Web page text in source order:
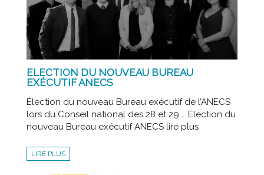
ELECTION DU NOUVEAU BUREAU
EXÉCUTIF ANECS
Élection du nouveau Bureau exécutif de l’ANECS
lors du Conseil national des 28 et 29 … Election du
nouveau Bureau exécutif ANECS lire plus
LIRE PLUS